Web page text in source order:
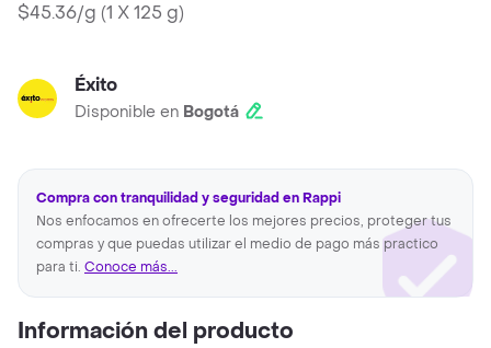
$45.36/g (1 X 125 g)
Éxito
Disponible en Bogotá
Compra con tranquilidad y seguridad en Rappi
Nos enfocamos en ofrecerte los mejores precios, proteger tus
compras y que puedas utilizar el medio de pago más practico
para ti. Conoce más...
Información del producto